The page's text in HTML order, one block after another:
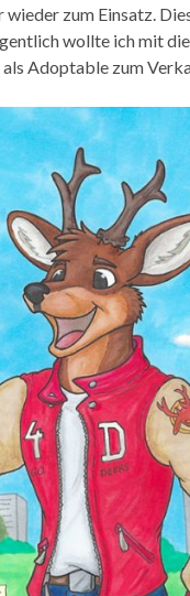
zum Einsatz.
wollte ich mit
Adoptable zum